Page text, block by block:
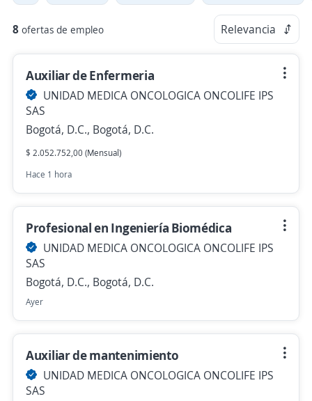
8 ofertas de empleo Relevancia
Auxiliar de Enfermeria
UNIDAD MEDICA ONCOLOGICA ONCOLIFE IPS
SAS
Bogotá, D.C., Bogotá, D.C.
$ 2.052.752,00 (Mensual)
Hace 1 hora
Profesional en Ingeniería Biomédica
UNIDAD MEDICA ONCOLOGICA ONCOLIFE IPS
SAS
Bogotá, D.C., Bogotá, D.C.
Ayer
Auxiliar de mantenimiento
UNIDAD MEDICA ONCOLOGICA ONCOLIFE IPS
SAS